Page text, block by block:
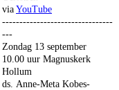
via YouTube
--------------------------------
---
Zondag 13 september
10.00 uur Magnuskerk
Hollum
ds. Anne-Meta Kobes-